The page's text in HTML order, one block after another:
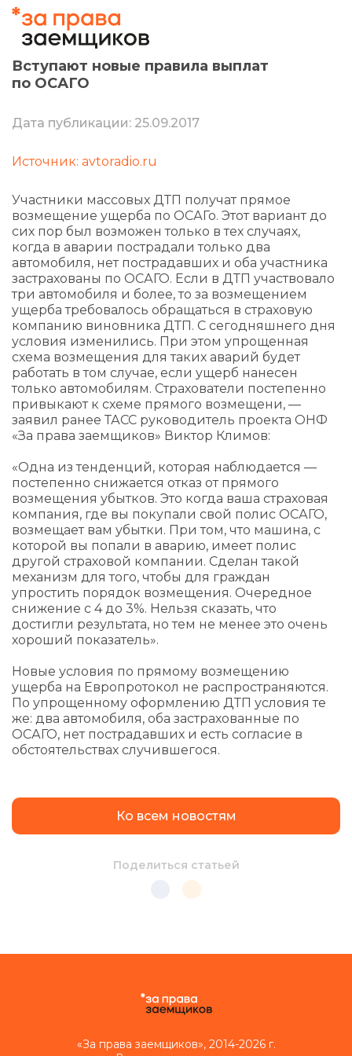
Вступают новые правила выплат
по ОСАГО
Дата публикации: 25.09.2017
Источник: avtoradio.ru
Участники массовых ДТП получат прямое
возмещение ущерба по ОСАГо. Этот вариант до
сих пор был возможен только в тех случаях,
когда в аварии пострадали только два
автомобиля, нет пострадавших и оба участника
застрахованы по ОСАГО. Если в ДТП участвовало
три автомобиля и более, то за возмещением
ущерба требовалось обращаться в страховую
компанию виновника ДТП. С сегодняшнего дня
условия изменились. При этом упрощенная
схема возмещения для таких аварий будет
работать в том случае, если ущерб нанесен
только автомобилям. Страхователи постепенно
привыкают к схеме прямого возмещени, —
заявил ранее ТАСС руководитель проекта ОНФ
«За права заемщиков» Виктор Климов:
«Одна из тенденций, которая наблюдается —
постепенно снижается отказ от прямого
возмещения убытков. Это когда ваша страховая
компания, где вы покупали свой полис ОСАГО,
возмещает вам убытки. При том, что машина, с
которой вы попали в аварию, имеет полис
другой страховой компании. Сделан такой
механизм для того, чтобы для граждан
упростить порядок возмещения. Очередное
снижение с 4 до 3%. Нельзя сказать, что
достигли результата, но тем не менее это очень
хороший показатель».
Новые условия по прямому возмещению
ущерба на Европротокол не распространяются.
По упрощенному оформлению ДТП условия те
же: два автомобиля, оба застрахованные по
ОСАГО, нет пострадавших и есть согласие в
обстоятельствах случившегося.
Ко всем новостям
Поделиться статьей
«За права заемщиков», 2014-2026 г.